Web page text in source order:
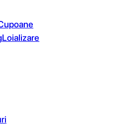
Loializare